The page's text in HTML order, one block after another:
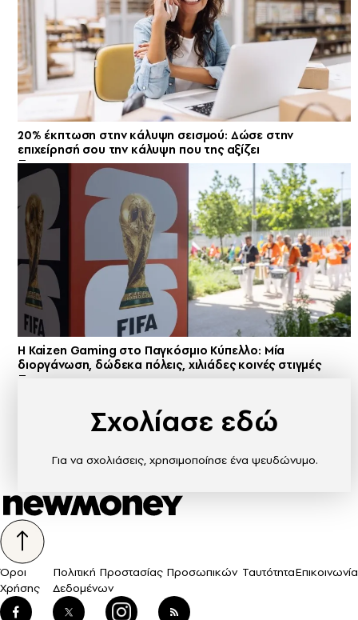
20% έκπτωση στην κάλυψη σεισμού: Δώσε στην
επιχείρησή σου την κάλυψη που της αξίζει
H Kaizen Gaming στο Παγκόσμιο Kύπελλο: Μία
διοργάνωση, δώδεκα πόλεις, χιλιάδες κοινές στιγμές
Σχολίασε εδώ
Για να σχολιάσεις, χρησιμοποίησε ένα ψευδώνυμο.
Όροι
Χρήσης
Πολιτική Προστασίας Προσωπικών
Δεδομένων
ΤαυτότηταΕπικοινωνία